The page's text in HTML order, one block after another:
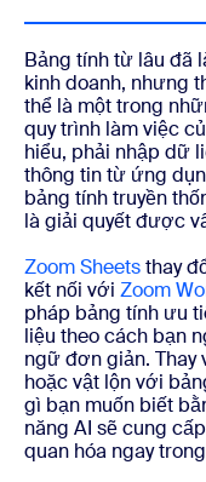
Bảng tính từ lâu đã
kinh doanh, nhưng
thể là một trong
quy trình làm việc
hiểu, phải nhập dữ
thông tin từ ứng
bảng tính truyền
là giải quyết được
Zoom Sheetsthay
kết nối với Zoom
pháp bảng tính ưu
liệu theo cách bạn
ngữ đơn giản.
hoặc vật lộn với
gì bạn muốn biết
năng AI sẽ cung
quan hóa ngay